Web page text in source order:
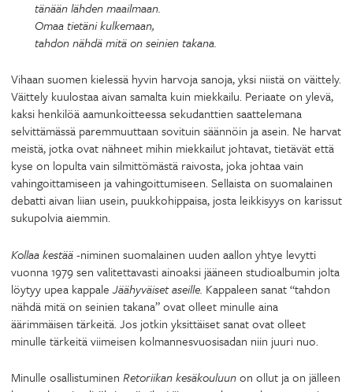
tänään lähden maailmaan.
Omaa tietäni kulkemaan,
tahdon nähdä mitä on seinien takana.
Vihaan suomen kielessä hyvin harvoja sanoja, yksi niistä on väittely.
Väittely kuulostaa aivan samalta kuin miekkailu. Periaate on ylevä,
kaksi henkilöä aamunkoitteessa sekudanttien saattelemana
selvittämässä paremmuuttaan sovituin säännöin ja asein. Ne harvat
meistä, jotka ovat nähneet mihin miekkailut johtavat, tietävät että
kyse on lopulta vain silmittömästä raivosta, joka johtaa vain
vahingoittamiseen ja vahingoittumiseen. Sellaista on suomalainen
debatti aivan liian usein, puukkohippaisa, josta leikkisyys on karissut
sukupolvia aiemmin.
Kollaa kestää-niminen suomalainen uuden aallon yhtye levytti
vuonna 1979 sen valitettavasti ainoaksi jääneen studioalbumin jolta
löytyy upea kappaleJäähyväiset aseille. Kappaleen sanat “tahdon
nähdä mitä on seinien takana” ovat olleet minulle aina
äärimmäisen tärkeitä. Jos jotkin yksittäiset sanat ovat olleet
minulle tärkeitä viimeisen kolmannesvuosisadan niin juuri nuo.
Minulle osallistuminen Retoriikan kesäkouluunon ollut ja on jälleen